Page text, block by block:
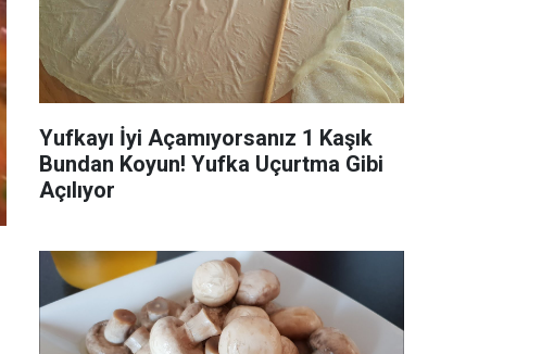
Yufkayı İyi Açamıyorsanız 1 Kaşık
Bundan Koyun! Yufka Uçurtma Gibi
Açılıyor